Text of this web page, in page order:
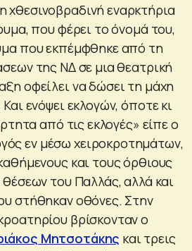
χθεσινοβραδινή εναρκτήρια
που φέρει το όνομά του,
που εκπέμφθηκε από τη
της ΝΔ σε μια θεατρική
οφείλει να δώσει τη μάχη
ενόψει εκλογών, όποτε κι
από τις εκλογές» είπε ο
εν μέσω χειροκροτημάτων,
και τους όρθιους
του Παλλάς, αλλά και
στήθηκαν οθόνες. Στην
βρίσκονταν ο
Μητσοτάκης και τρεις